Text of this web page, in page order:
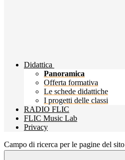
Didattica
Panoramica
Offerta formativa
Le schede didattiche
I progetti delle classi
RADIO FLIC
FLIC Music Lab
Privacy
Campo di ricerca per le pagine del sito